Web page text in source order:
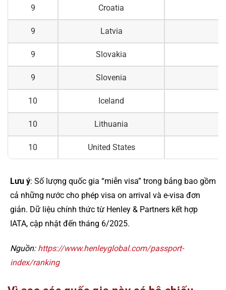
9 Croatia
9 Latvia
9 Slovakia
9 Slovenia
10 Iceland
10 Lithuania
10 United States
Lưu ý: Số lượng quốc gia “miễn visa” trong bảng bao gồm
cả những nước cho phép visa on arrival và e-visa đơn
giản. Dữ liệu chính thức từ Henley & Partners kết hợp
IATA, cập nhật đến tháng 6/2025.
Nguồn: https://www.henleyglobal.com/passport-
index/ranking